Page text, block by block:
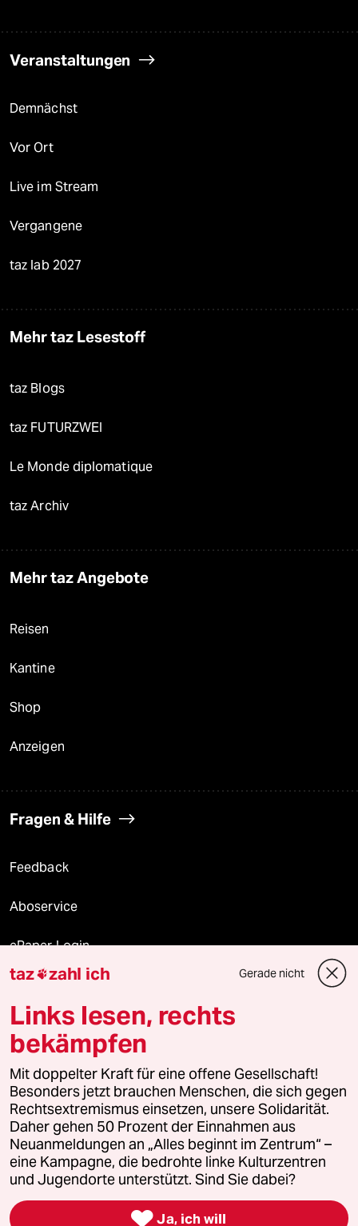
Veranstaltungen
Demnächst
Vor Ort
Live im Stream
Vergangene
taz lab 2027
Mehr taz Lesestoff
taz Blogs
taz FUTURZWEI
Le Monde diplomatique
taz Archiv
Mehr taz Angebote
Reisen
Kantine
Shop
Anzeigen
Fragen & Hilfe
Feedback
Aboservice
ePaper Login
Downloads für Abonnierende
© 2026 taz Verlags und Vertriebs GmbH
Alle Rechte vorbehalten. Bei rechtlichen Fragen oder für Genehmigungen
wenden Sie sich bitte an
lizenzen@taz.de
Feedback Redaktionsstatut Kommune-Richtlinien
Leitlinie Informant Datenschutz Impressum AGB
Seitenwende Einwilligungen widerrufen (Ads)
taz zahl ich Gerade nicht
Links lesen, rechts
bekämpfen
Mit doppelter Kraft für eine offene Gesellschaft!
Besonders jetzt brauchen Menschen, die sich gegen
Rechtsextremismus einsetzen, unsere Solidarität.
Daher gehen 50 Prozent der Einnahmen aus
Neuanmeldungen an „Alles beginnt im Zentrum“ –
eine Kampagne, die bedrohte linke Kulturzentren
und Jugendorte unterstützt. Sind Sie dabei?
 Ja, ich will